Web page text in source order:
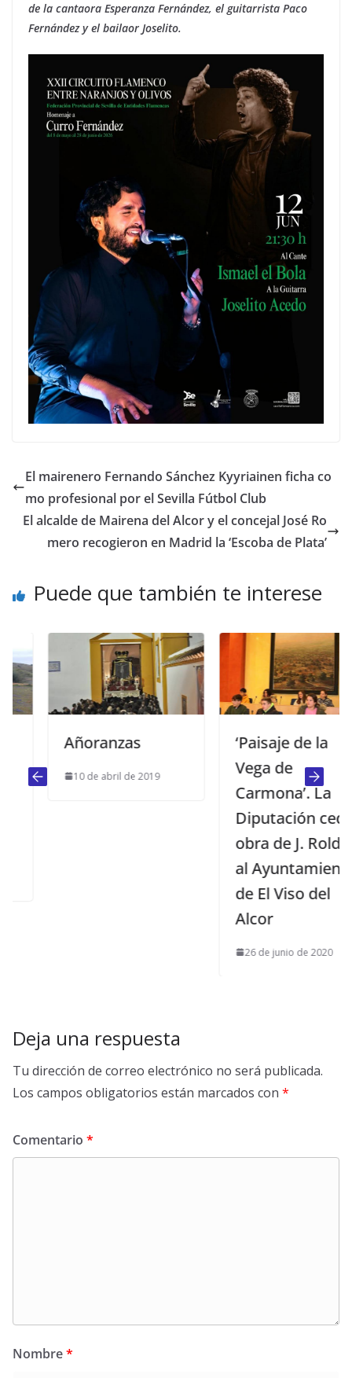
de la cantaora Esperanza Fernández, el guitarrista Paco
Fernández y el bailaor Joselito.
El mairenero Fernando Sánchez Kyyriainen ficha co
mo profesional por el Sevilla Fútbol Club
El alcalde de Mairena del Alcor y el concejal José Ro
mero recogieron en Madrid la ‘Escoba de Plata’
Puede que también te interese
Añoranzas
10 de abril de 2019
‘Paisaje de la
Vega de
Carmona’. La
Diputación cede
obra de J. Roldán
al Ayuntamiento
de El Viso del
Alcor
26 de junio de 2020
Deja una respuesta
Tu dirección de correo electrónico no será publicada.
Los campos obligatorios están marcados con *
Comentario *
Nombre*